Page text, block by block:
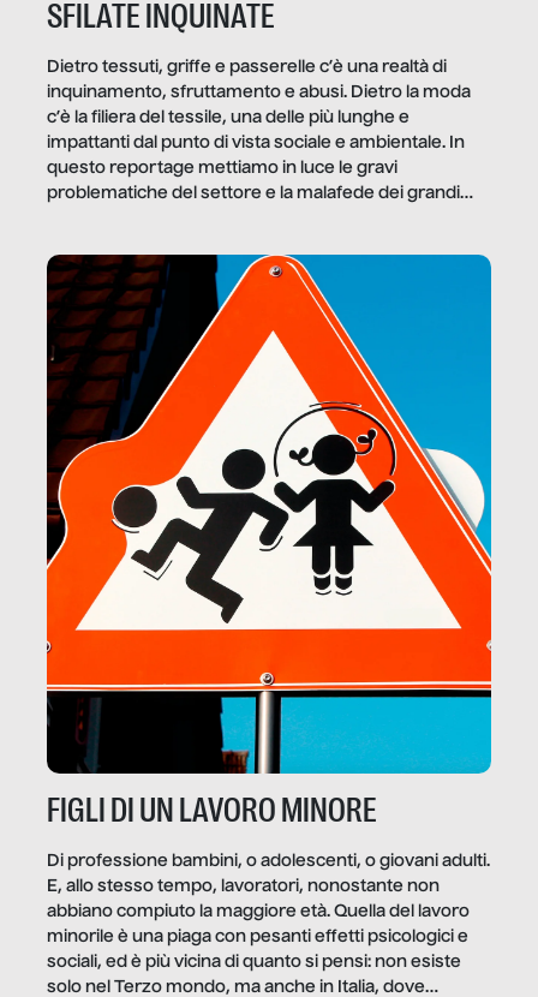
SFILATE INQUINATE
Dietro tessuti, griffe e passerelle c’è una realtà di
inquinamento, sfruttamento e abusi. Dietro la moda
c’è la filiera del tessile, una delle più lunghe e
impattanti dal punto di vista sociale e ambientale. In
questo reportage mettiamo in luce le gravi
problematiche del settore e la malafede dei grandi
FIGLI DI UN LAVORO MINORE
Di professione bambini, o adolescenti, o giovani adulti.
E, allo stesso tempo, lavoratori, nonostante non
abbiano compiuto la maggiore età. Quella del lavoro
minorile è una piaga con pesanti effetti psicologici e
sociali, ed è più vicina di quanto si pensi: non esiste
solo nel Terzo mondo, ma anche in Italia, dove